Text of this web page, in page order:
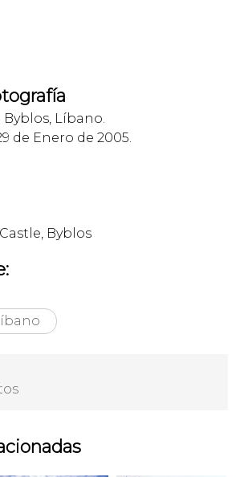
Líbano.
de Enero de 2005.
Byblos